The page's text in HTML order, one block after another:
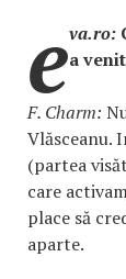
eva.ro:
a
F. Charm:
Vlăsceanu.
(partea
care
place să
aparte.